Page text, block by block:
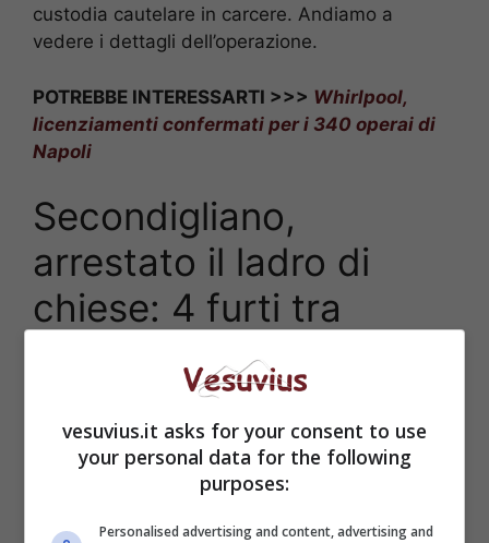
custodia cautelare in carcere. Andiamo a
vedere i dettagli dell’operazione.
POTREBBE INTERESSARTI >>> Whirlpool,
licenziamenti confermati per i 340 operai di
Napoli
Secondigliano,
arrestato il ladro di
chiese: 4 furti tra
agosto e settembre
vesuvius.it asks for your consent to use
your personal data for the following
purposes:
Personalised advertising and content, advertising and